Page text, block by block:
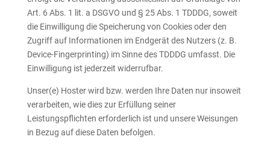
Art. 6 Abs. 1 lit. a DSGVO und § 25 Abs. 1 TDDDG, soweit
die Einwilligung die Speicherung von Cookies oder den
Zugriff auf Informationen im Endgerät des Nutzers (z. B.
Device-Fingerprinting) im Sinne des TDDDG umfasst. Die
Einwilligung ist jederzeit widerrufbar.
Unser(e) Hoster wird bzw. werden Ihre Daten nur insoweit
verarbeiten, wie dies zur Erfüllung seiner
Leistungspflichten erforderlich ist und unsere Weisungen
in Bezug auf diese Daten befolgen.